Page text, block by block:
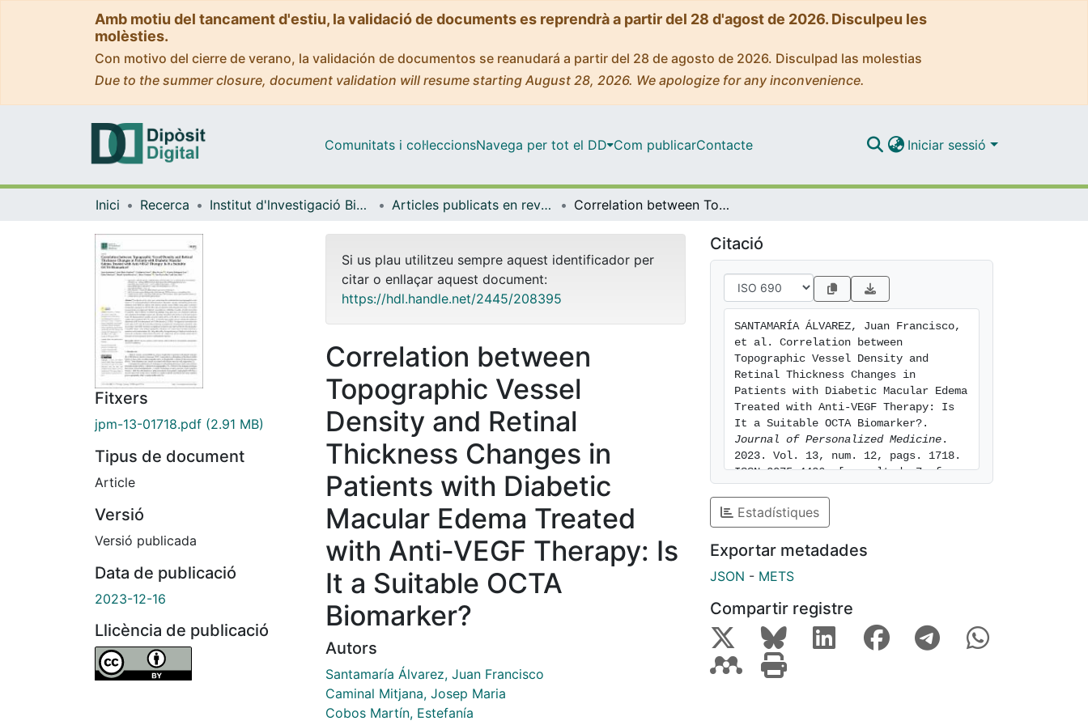
Amb motiu del tancament d'estiu, la validació de documents es reprendrà a partir del 28 d'agost de 2026. Disculpeu les
molèsties.
Con motivo del cierre de verano, la validación de documentos se reanudará a partir del 28 de agosto de 2026. Disculpad las molestias
Due to the summer closure, document validation will resume starting August 28, 2026. We apologize for any inconvenience.
Comunitats i col·leccionsNavega per tot el DD Com publicarContacte Iniciar sessió
Inici Recerca Institut d'lnvestigació Biomèdica de Bellvitge (IDIBELL) Articles publicats en revistes (Institut d'lnvestigació Biomèdica de Bellvitge (IDIBELL)) Correlation between Topographic Vessel Density and Retinal Thickness Changes in Patients with Diabetic Macular Edema Treated with Anti-VEGF Therapy: Is It a Suitable OCTA Biomarker?
Fitxers
jpm-13-01718.pdf (2.91 MB)
Tipus de document
Article
Versió
Versió publicada
Data de publicació
2023-12-16
Llicència de publicació
Si us plau utilitzeu sempre aquest identificador per
citar o enllaçar aquest document:
https://hdl.handle.net/2445/208395
Correlation between
Topographic Vessel
Density and Retinal
Thickness Changes in
Patients with Diabetic
Macular Edema Treated
with Anti-VEGF Therapy: Is
It a Suitable OCTA
Biomarker?
Autors
Santamaría Álvarez, Juan Francisco
Caminal Mitjana, Josep Maria
Cobos Martín, Estefanía
Citació
SANTAMARÍA ÁLVAREZ, Juan Francisco,
et al. Correlation between
Topographic Vessel Density and
Retinal Thickness Changes in
Patients with Diabetic Macular Edema
Treated with Anti-VEGF Therapy: Is
Journal of Personalized Medicine .
2023. Vol. 13, num. 12, pags. 1718.
ISSN 2075-4426. [consulted: 7 of
https://hdl.handle.net/2445/208395
Estadístiques
Exportar metadades
JSON - METS
Compartir registre